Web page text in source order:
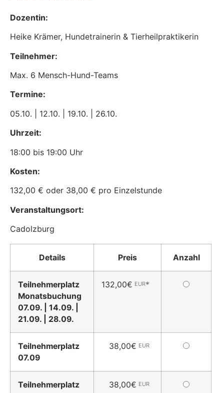
Dozentin:
Heike Krämer, Hundetrainerin & Tierheilpraktikerin
Teilnehmer:
Max. 6 Mensch-Hund-Teams
Termine:
05.10. | 12.10. | 19.10. | 26.10.
Uhrzeit:
18:00 bis 19:00 Uhr
Kosten:
132,00 € oder 38,00 € pro Einzelstunde
Veranstaltungsort:
Cadolzburg
Details Preis Anzahl
Teilnehmerplatz
Monatsbuchung
07.09. | 14.09. |
21.09. | 28.09.
132,00€ EUR* Dieses
Ticket
Teilnehmerplatz
07.09
38,00€ EUR Dieses
Ticket
Teilnehmerplatz
38,00€ EUR Dieses
Ticket